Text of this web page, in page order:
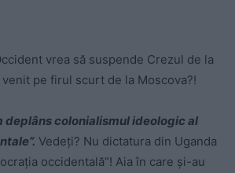
vrea să suspende Crezul de la
venit pe firul scurt de la Moscova?!
deplâns colonialismul ideologic al
Vedeți? Nu dictatura din Uganda
occidentală”! Aia în care și-au